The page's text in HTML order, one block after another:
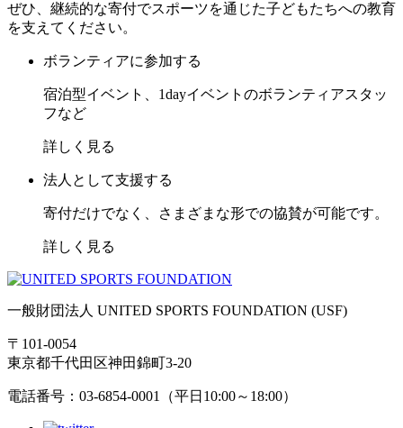
ぜひ、継続的な寄付でスポーツを通じた子どもたちへの教育
を支えてください。
ボランティアに参加する
宿泊型イベント、1dayイベントのボランティアスタッ
フなど
詳しく見る
法人として支援する
寄付だけでなく、さまざまな形での協賛が可能です。
詳しく見る
一般財団法人 UNITED SPORTS FOUNDATION (USF)
〒101-0054
東京都千代田区神田錦町3-20
電話番号：03-6854-0001（平日10:00～18:00）